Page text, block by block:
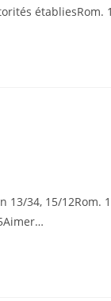
établiesRom.
13/34, 15/12Rom.